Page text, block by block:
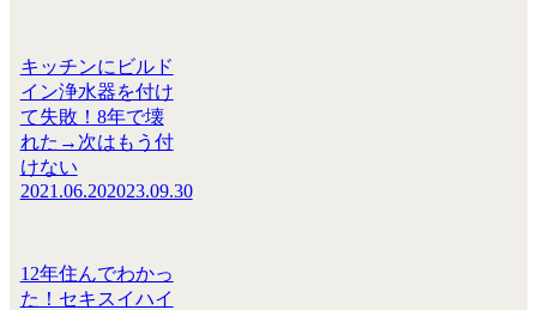
キッチンにビルド
イン浄水器を付け
て失敗！8年で壊
れた→次はもう付
けない
2021.06.202023.09.30
12年住んでわかっ
た！セキスイハイ